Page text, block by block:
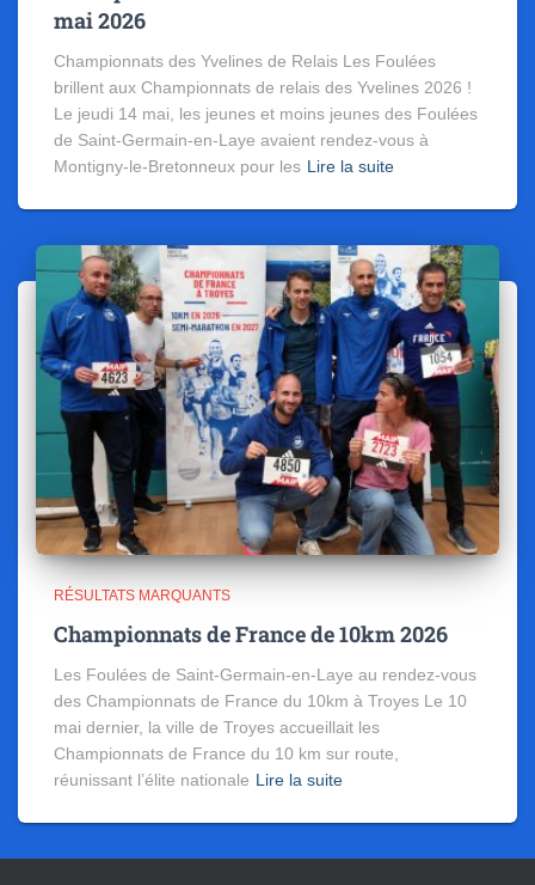
mai 2026
Championnats des Yvelines de Relais Les Foulées
brillent aux Championnats de relais des Yvelines 2026 !
Le jeudi 14 mai, les jeunes et moins jeunes des Foulées
de Saint-Germain-en-Laye avaient rendez-vous à
Montigny-le-Bretonneux pour les Lire la suite
RÉSULTATS MARQUANTS
Championnats de France de 10km 2026
Les Foulées de Saint-Germain-en-Laye au rendez-vous
des Championnats de France du 10km à Troyes Le 10
mai dernier, la ville de Troyes accueillait les
Championnats de France du 10 km sur route,
réunissant l’élite nationale Lire la suite